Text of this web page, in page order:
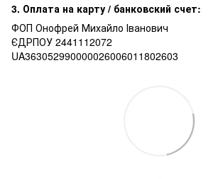
3. Оплата на карту / банковский счет:
ФОП Онофрей Михайло Іванович
ЄДРПОУ 2441112072
UA363052990000026006011802603